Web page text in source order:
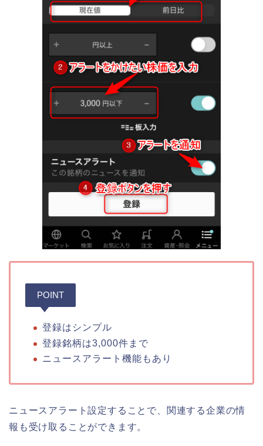
POINT
登録はシンプル
登録銘柄は3,000件まで
ニュースアラート機能もあり
ニュースアラート設定することで、関連する企業の情
報も受け取ることができます。